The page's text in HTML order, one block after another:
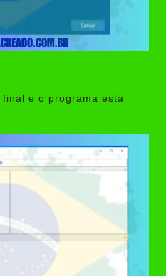
e o programa está